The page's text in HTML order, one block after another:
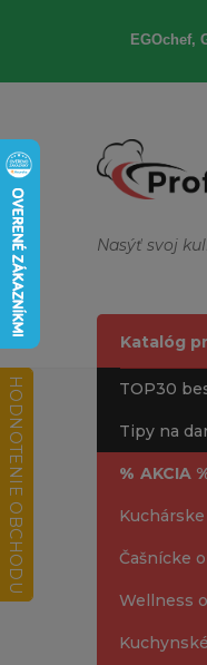
EGOchef,
Nasýť svoj
Katalóg
TOP30
Tipy na
% AKCIA
Čašnícke
Wellness
HODNOTENIE OBCHODU